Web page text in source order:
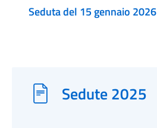
Seduta del 15 gennaio 2026
Sedute 2025